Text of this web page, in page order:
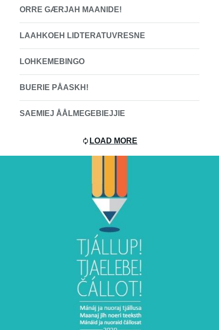
ORRE GÆRJAH MAANIDE!
LAAHKOEH LIDTERATUVRESNE
LOHKEMEBINGO
BUERIE PÅASKH!
SAEMIEJ ÅÅLMEGEBIEJJIE
LOAD MORE